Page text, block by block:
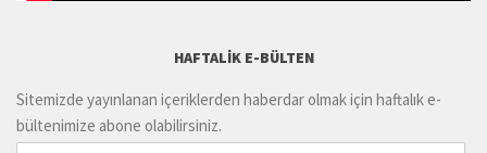
HAFTALIK E-BÜLTEN
Sitemizde yayınlanan içeriklerden haberdar olmak için haftalık e-
bültenimize abone olabilirsiniz.